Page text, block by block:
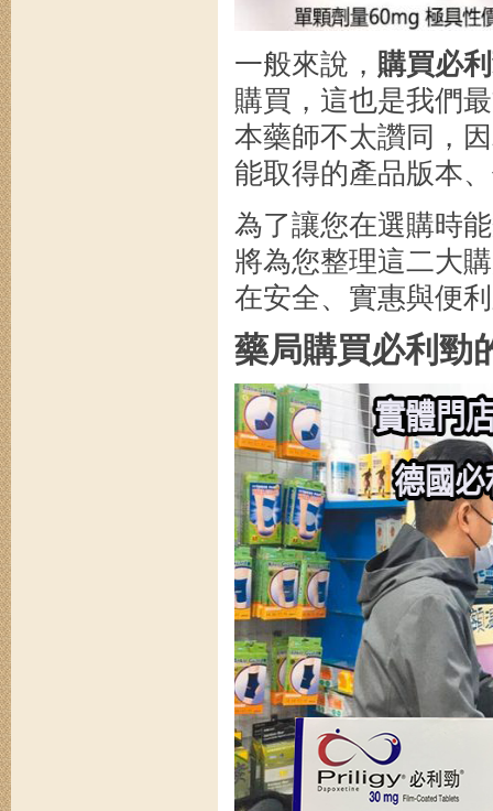
一般來說， 購買必
購買，這也是我們
本藥師不太讚同，
能取得的產品版本
為了讓您在選購時
將為您整理這二大
在安全、實惠與便
藥局購買必利勁